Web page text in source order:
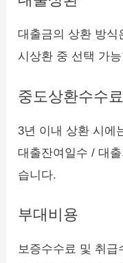
대출금의 상환 방식
시상환 중 선택 가
중도상환수수료
3년 이내 상환 시에
대출잔여일수 / 대
습니다.
부대비용
보증수수료 및 취